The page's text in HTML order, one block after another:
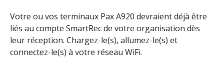
Votre ou vos terminaux Pax A920 devraient déjà être
liés au compte SmartRec de votre organisation dès
leur réception. Chargez-le(s), allumez-le(s) et
connectez-le(s) à votre réseau WiFi.